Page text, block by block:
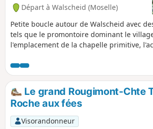
Départ à Walscheid (Moselle)
Petite boucle autour de Walscheid avec
tels que le promontoire dominant le
l'emplacement de la chapelle primitive,
du massif des Vosges.
Le grand Rougimont-Chte
Roche aux fées
Visorandonneur